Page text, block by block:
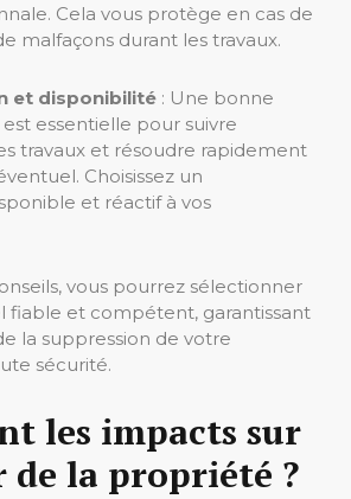
Cela vous protège en cas de
malfaçons durant les travaux.
et disponibilité : Une bonne
essentielle pour suivre
travaux et résoudre rapidement
Choisissez un
et réactif à vos
vous pourrez sélectionner
fiable et compétent, garantissant
la suppression de votre
sécurité.
les impacts sur
de la propriété ?